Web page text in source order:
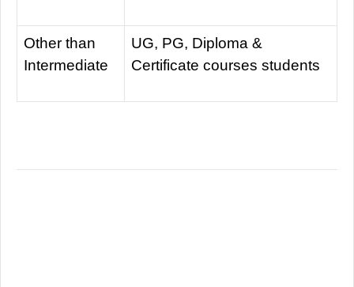
Other than
Intermediate
UG, PG, Diploma &
Certificate courses students